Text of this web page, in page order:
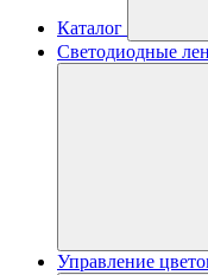
Каталог
Светодиодные
Управление